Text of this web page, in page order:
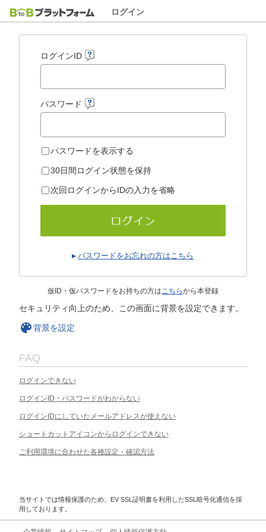
ログイン
ログインID
パスワード
パスワードを表示する
30日間ログイン状態を保持
次回ログインからIDの入力を省略
パスワードをお忘れの方はこちら
仮ID・仮パスワードをお持ちの方はこちらから本登録
セキュリティ向上のため、この画面に背景を設定できます。
背景を設定
FAQ
ログインできない
ログインID・パスワードがわからない
ログインIDにしていたメールアドレスが使えない
ショートカットアイコンからログインできない
ご利用環境に合わせた各種設定・確認方法
当サイトでは情報保護のため、EV SSL証明書を利用したSSL暗号化通信を採
用しております。